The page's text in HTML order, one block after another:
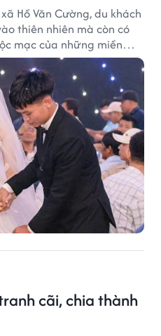
Hồ Văn Cường, du khách
thiên nhiên mà còn có
mạc của những miền
cãi, chia thành